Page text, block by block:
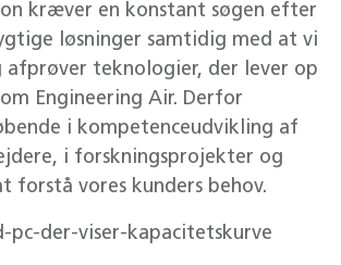
kræver en konstant søgen efter
løsninger samtidig med at vi
afprøver teknologier, der lever op
Engineering Air. Derfor
i kompetenceudvikling af
i forskningsprojekter og
forstå vores kunders behov.